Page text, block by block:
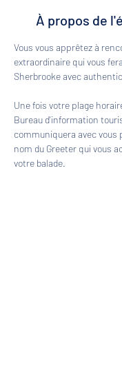
À propos de
Vous vous apprêtez à
extraordinaire qui vous
Sherbrooke avec
Une fois votre plage
Bureau d'information
communiquera avec vous
nom du Greeter qui vous
votre balade.